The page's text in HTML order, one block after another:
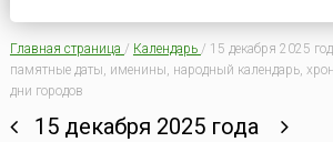
Главная страница / Календарь / 15 декабря 2025
памятные даты, именины, народный календарь,
дни городов
15 декабря 2025 года